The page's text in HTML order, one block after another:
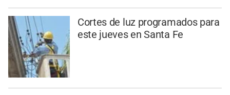
Cortes de luz programados para
este jueves en Santa Fe